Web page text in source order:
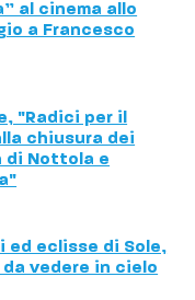
al cinema allo
a Francesco
"Radici per il
chiusura dei
di Nottola e
ed eclisse di Sole,
vedere in cielo